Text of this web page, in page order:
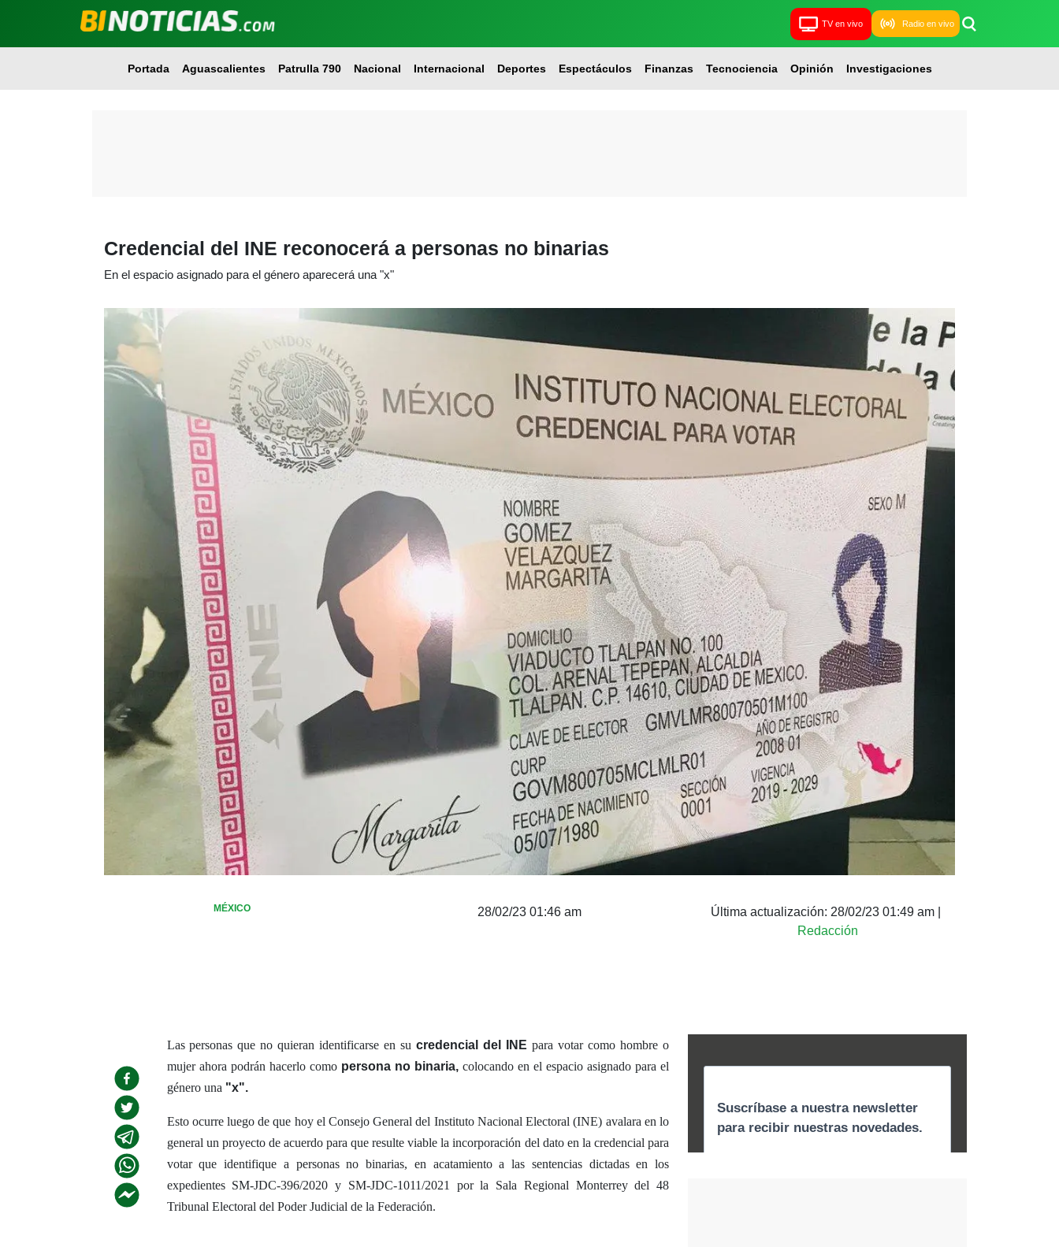
TV en vivo Radio en vivo
Portada Aguascalientes Patrulla 790 Nacional Internacional Deportes Espectáculos Finanzas Tecnociencia Opinión Investigaciones
Credencial del INE reconocerá a personas no binarias
En el espacio asignado para el género aparecerá una "x"
MÉXICO 28/02/23 01:46 am Última actualización: 28/02/23 01:49 am
Redacción
Las personas que no quieran identificarse en sucredencial del INE para votar como hombre o
mujer ahora podrán hacerlo como persona no binaria,colocando en el espacio asignado para el
género una "x".
Esto ocurre luego de que hoy el Consejo General del Instituto Nacional Electoral (INE) avalara en lo
general un proyecto de acuerdo para que resulte viable la incorporación del dato en la credencial para
votar que identifique a personas no binarias, en acatamiento a las sentencias dictadas en los
expedientes SM-JDC-396/2020 y SM-JDC-1011/2021 por la Sala Regional Monterrey del 48
Tribunal Electoral del Poder Judicial de la Federación.